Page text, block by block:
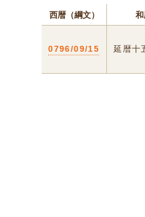
西暦（綱文） 和
0796/09/15 延暦十